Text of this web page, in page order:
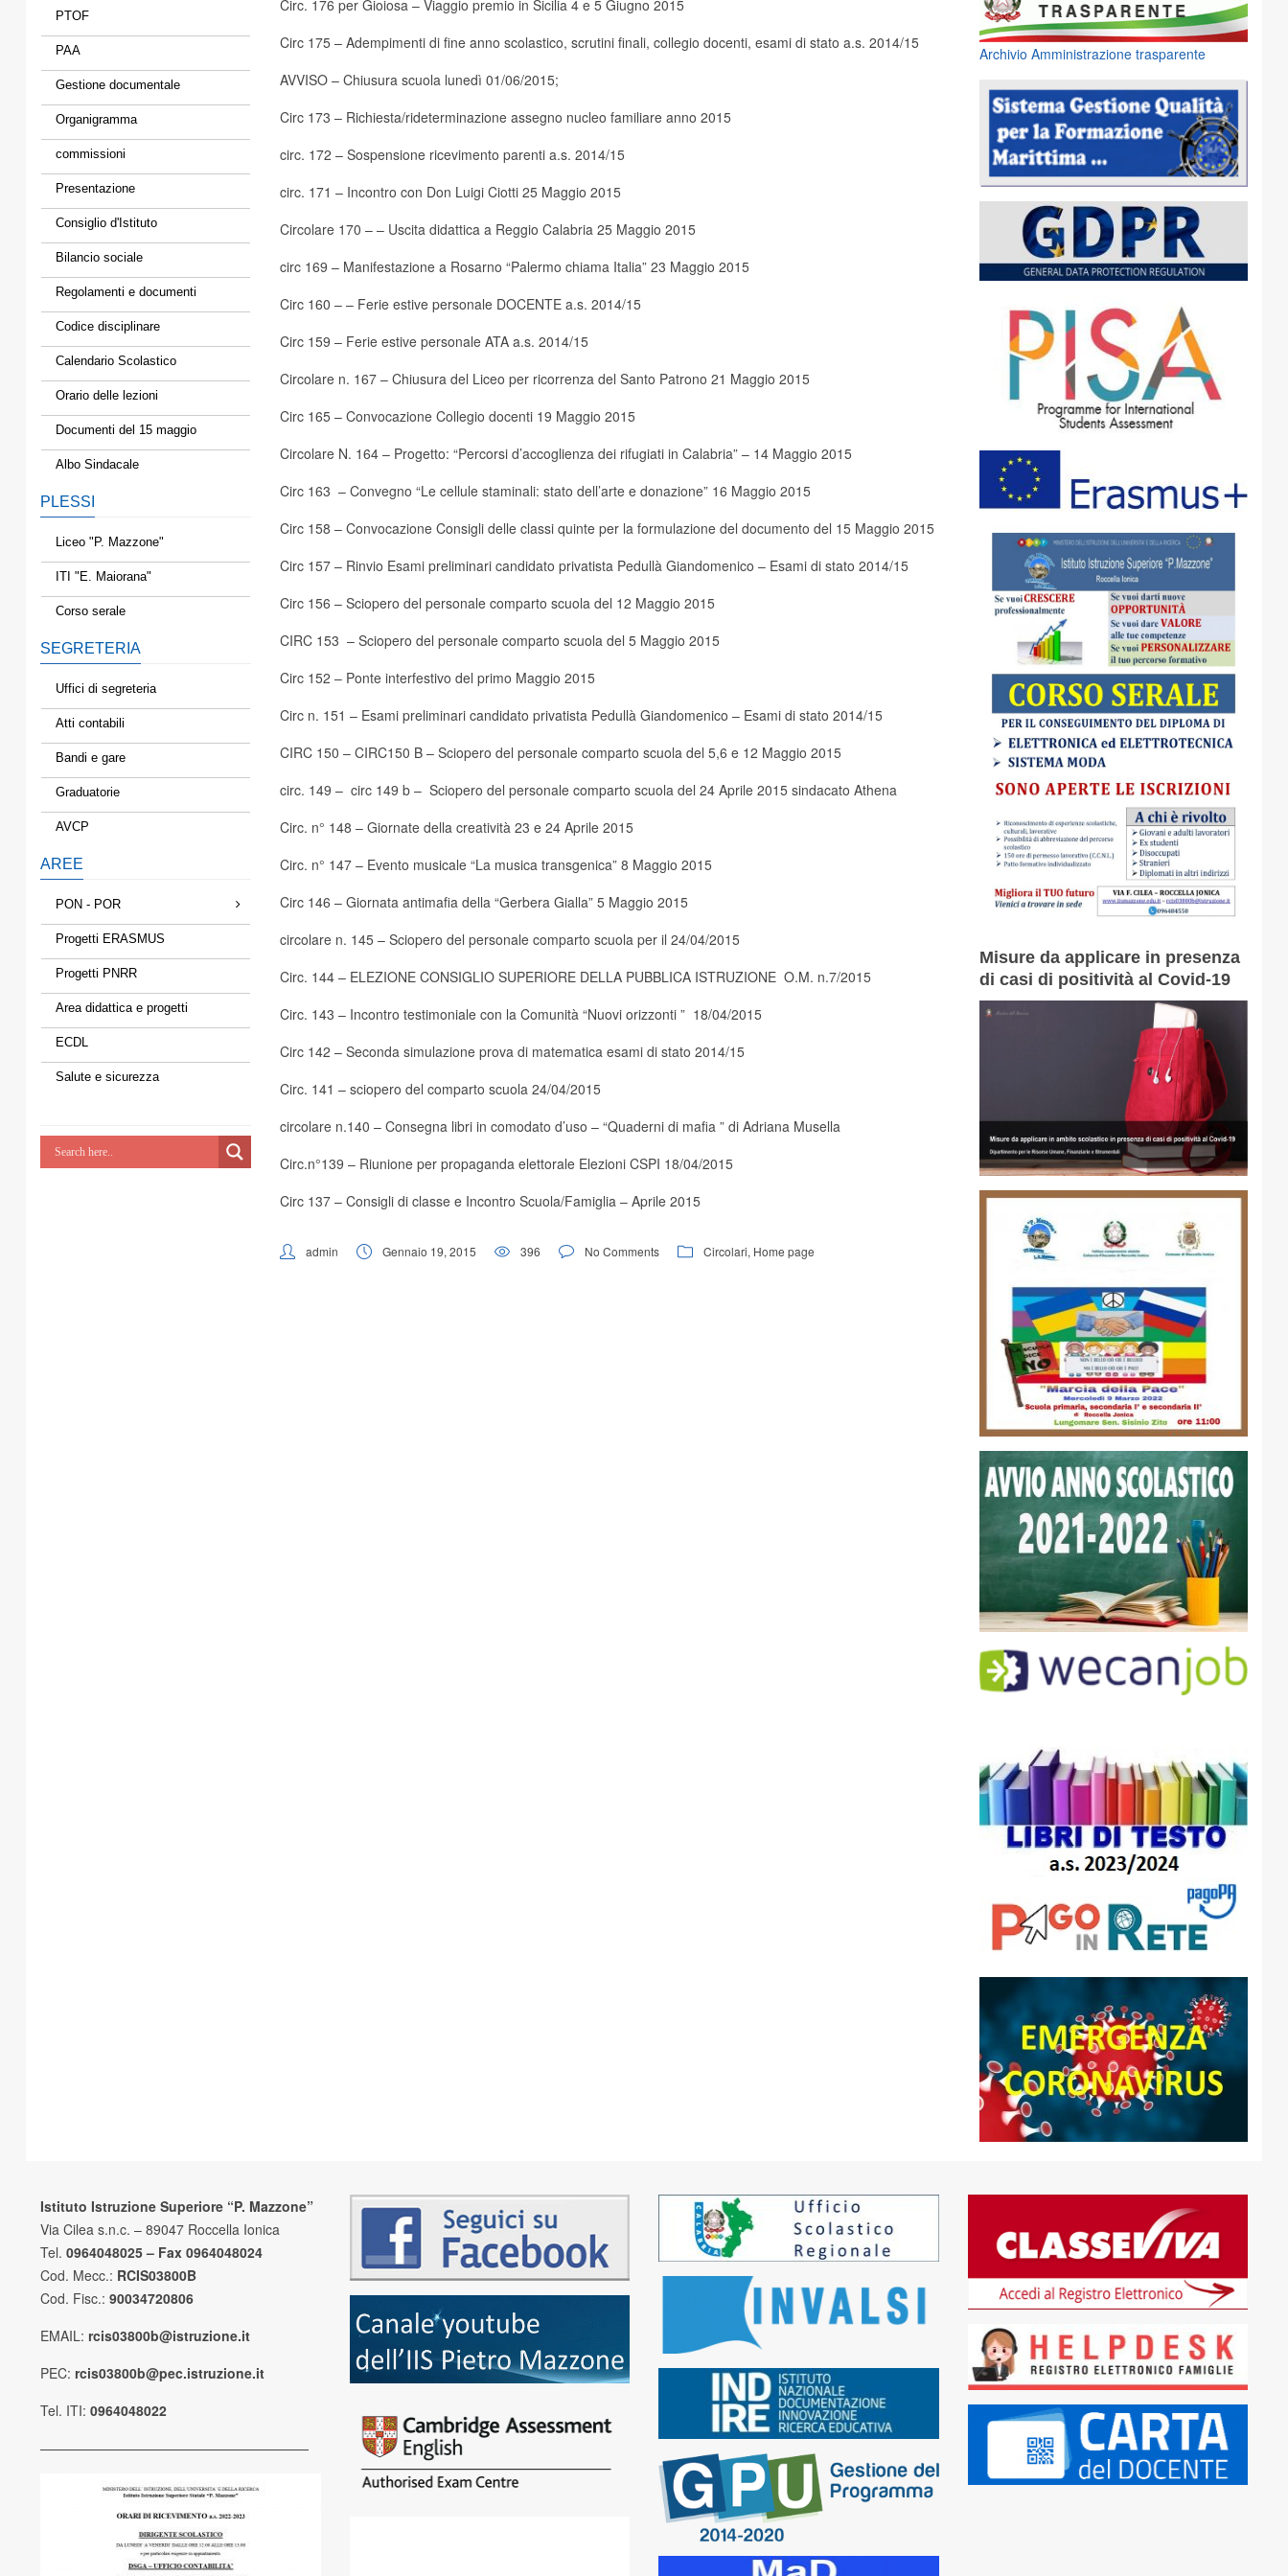
PTOF
PAA
Gestione documentale
Organigramma
commissioni
Presentazione
Consiglio d'Istituto
Bilancio sociale
Regolamenti e documenti
Codice disciplinare
Calendario Scolastico
Orario delle lezioni
Documenti del 15 maggio
Albo Sindacale
PLESSI
Liceo "P. Mazzone"
ITI "E. Maiorana"
Corso serale
SEGRETERIA
Uffici di segreteria
Atti contabili
Bandi e gare
Graduatorie
AVCP
AREE
PON - POR
Progetti ERASMUS
Progetti PNRR
Area didattica e progetti
ECDL
Salute e sicurezza
Circ. 176 per Gioiosa – Viaggio premio in Sicilia 4 e 5 Giugno 2015
Circ 175 – Adempimenti di fine anno scolastico, scrutini finali, collegio docenti, esami di stato a.s. 2014/15
AVVISO – Chiusura scuola lunedì 01/06/2015;
Circ 173 – Richiesta/rideterminazione assegno nucleo familiare anno 2015
circ. 172 – Sospensione ricevimento parenti a.s. 2014/15
circ. 171 – Incontro con Don Luigi Ciotti 25 Maggio 2015
Circolare 170 – – Uscita didattica a Reggio Calabria 25 Maggio 2015
circ 169 – Manifestazione a Rosarno “Palermo chiama Italia” 23 Maggio 2015
Circ 160 – – Ferie estive personale DOCENTE a.s. 2014/15
Circ 159 – Ferie estive personale ATA a.s. 2014/15
Circolare n. 167 – Chiusura del Liceo per ricorrenza del Santo Patrono 21 Maggio 2015
Circ 165 – Convocazione Collegio docenti 19 Maggio 2015
Circolare N. 164 – Progetto: “Percorsi d’accoglienza dei rifugiati in Calabria” – 14 Maggio 2015
Circ 163 – Convegno “Le cellule staminali: stato dell’arte e donazione” 16 Maggio 2015
Circ 158 – Convocazione Consigli delle classi quinte per la formulazione del documento del 15 Maggio 2015
Circ 157 – Rinvio Esami preliminari candidato privatista Pedullà Giandomenico – Esami di stato 2014/15
Circ 156 – Sciopero del personale comparto scuola del 12 Maggio 2015
CIRC 153 – Sciopero del personale comparto scuola del 5 Maggio 2015
Circ 152 – Ponte interfestivo del primo Maggio 2015
Circ n. 151 – Esami preliminari candidato privatista Pedullà Giandomenico – Esami di stato 2014/15
CIRC 150 – CIRC150 B – Sciopero del personale comparto scuola del 5,6 e 12 Maggio 2015
circ. 149 – circ 149 b – Sciopero del personale comparto scuola del 24 Aprile 2015 sindacato Athena
Circ. n° 148 – Giornate della creatività 23 e 24 Aprile 2015
Circ. n° 147 – Evento musicale “La musica transgenica” 8 Maggio 2015
Circ 146 – Giornata antimafia della “Gerbera Gialla” 5 Maggio 2015
circolare n. 145 – Sciopero del personale comparto scuola per il 24/04/2015
Circ. 144 – ELEZIONE CONSIGLIO SUPERIORE DELLA PUBBLICA ISTRUZIONE O.M. n.7/2015
Circ. 143 – Incontro testimoniale con la Comunità “Nuovi orizzonti ” 18/04/2015
Circ 142 – Seconda simulazione prova di matematica esami di stato 2014/15
Circ. 141 – sciopero del comparto scuola 24/04/2015
circolare n.140 – Consegna libri in comodato d’uso – “Quaderni di mafia ” di Adriana Musella
Circ.n°139 – Riunione per propaganda elettorale Elezioni CSPI 18/04/2015
Circ 137 – Consigli di classe e Incontro Scuola/Famiglia – Aprile 2015
admin Gennaio 19, 2015 396 No Comments Circolari, Home page
Archivio Amministrazione trasparente
Misure da applicare in presenza
di casi di positività al Covid-19
Istituto Istruzione Superiore “P. Mazzone”
Via Cilea s.n.c. – 89047 Roccella Ionica
Tel. 0964048025 – Fax 0964048024
Cod. Mecc.: RCIS03800B
Cod. Fisc.: 90034720806
EMAIL: rcis03800b@istruzione.it
PEC: rcis03800b@pec.istruzione.it
Tel. ITI: 0964048022
————————————————————